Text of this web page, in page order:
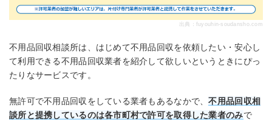
出典： fuyouhin-soudansho.com
不用品回収相談所は、はじめて不用品回収を依頼したい・安心し
て利用できる不用品回収業者を紹介して欲しいというときにぴっ
たりなサービスです。
無許可で不用品回収をしている業者もあるなかで、不用品回収相
談所と提携しているのは各市町村で許可を取得した業者のみで